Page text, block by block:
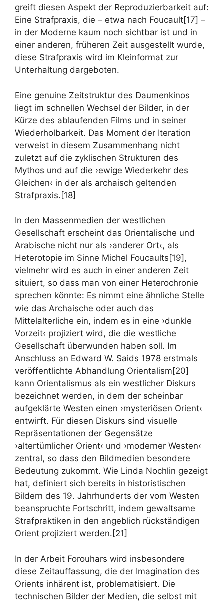
greift diesen Aspekt der Reproduzierbarkeit auf:
Eine Strafpraxis, die – etwa nach Foucault[17] –
in der Moderne kaum noch sichtbar ist und in
einer anderen, früheren Zeit ausgestellt wurde,
diese Strafpraxis wird im Kleinformat zur
Unterhaltung dargeboten.
Eine genuine Zeitstruktur des Daumenkinos
liegt im schnellen Wechsel der Bilder, in der
Kürze des ablaufenden Films und in seiner
Wiederholbarkeit. Das Moment der Iteration
verweist in diesem Zusammenhang nicht
zuletzt auf die zyklischen Strukturen des
Mythos und auf die ›ewige Wiederkehr des
Gleichen‹ in der als archaisch geltenden
Strafpraxis.[18]
In den Massenmedien der westlichen
Gesellschaft erscheint das Orientalische und
Arabische nicht nur als ›anderer Ort‹, als
Heterotopie im Sinne Michel Foucaults[19],
vielmehr wird es auch in einer anderen Zeit
situiert, so dass man von einer Heterochronie
sprechen könnte: Es nimmt eine ähnliche Stelle
wie das Archaische oder auch das
Mittelalterliche ein, indem es in eine ›dunkle
Vorzeit‹ projiziert wird, die die westliche
Gesellschaft überwunden haben soll. Im
Anschluss an Edward W. Saids 1978 erstmals
veröffentlichte Abhandlung Orientalism[20]
kann Orientalismus als ein westlicher Diskurs
bezeichnet werden, in dem der scheinbar
aufgeklärte Westen einen ›mysteriösen Orient‹
entwirft. Für diesen Diskurs sind visuelle
Repräsentationen der Gegensätze
›altertümlicher Orient‹ und ›moderner Westen‹
zentral, so dass den Bildmedien besondere
Bedeutung zukommt. Wie Linda Nochlin gezeigt
hat, definiert sich bereits in historistischen
Bildern des 19. Jahrhunderts der vom Westen
beanspruchte Fortschritt, indem gewaltsame
Strafpraktiken in den angeblich rückständigen
Orient projiziert werden.[21]
In der Arbeit Forouhars wird insbesondere
diese Zeitauffassung, die der Imagination des
Orients inhärent ist, problematisiert. Die
technischen Bilder der Medien, die selbst mit